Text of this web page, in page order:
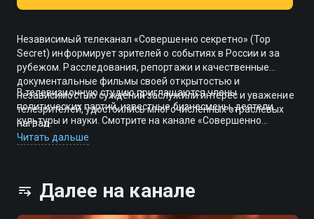
Независимый телеканал «Совершенно секретно» (Top
Secret) информирует зрителей о событиях в России и за
рубежом. Расследования, репортажи и качественные
документальные фильмы своей открытостью и
независимостью суждений заслужили интерес и уважение
телезрителей, удостоились многочисленных отраслевых
наград.
В телевизионную студию приглашаются члены
политических партий, известные бизнесмены, деятели
культуры и науки. Смотрите на канале «Совершенно
секретно» уникальные для отечественного телевидения
ток-шоу и интервью о политике, истории, науке и культуре.
Читать дальше
Далее на канале